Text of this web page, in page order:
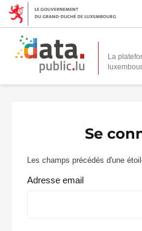
La
Se
Les champs précédés d'une
Adresse email